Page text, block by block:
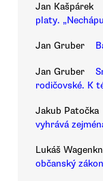
Jan Kašpárek
platy.
Jan Gruber
Jan Gruber
rodičovské. K
Jakub Patočka
vyhrává
Lukáš
občanský